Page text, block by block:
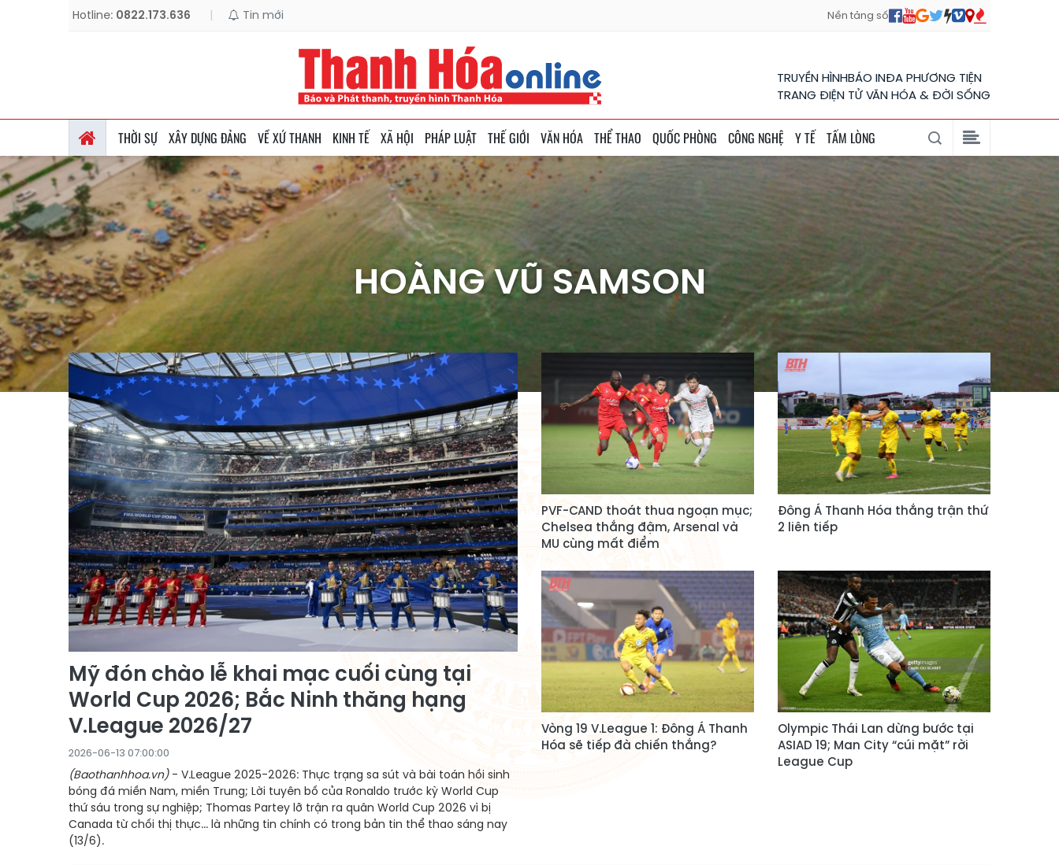
Hotline: 0822.173.636 | Tin mới Nền tảng số
TRUYỀN HÌNHBÁO INĐA PHƯƠNG TIỆN
TRANG ĐIỆN TỬ VĂN HÓA & ĐỜI SỐNG
THỜI SỰ XÂY DỰNG ĐẢNG VỀ XỨ THANH KINH TẾ XÃ HỘI PHÁP LUẬT THẾ GIỚI VĂN HÓA THỂ THAO QUỐC PHÒNG CÔNG NGHỆ Y TẾ TẤM LÒNG
HOÀNG VŨ SAMSON
Mỹ đón chào lễ khai mạc cuối cùng tại
World Cup 2026; Bắc Ninh thăng hạng
V.League 2026/27
2026-06-13 07:00:00
(Baothanhhoa.vn)- V.League 2025-2026: Thực trạng sa sút và bài toán hồi sinh
bóng đá miền Nam, miền Trung; Lời tuyên bố của Ronaldo trước kỳ World Cup
thứ sáu trong sự nghiệp; Thomas Partey lỡ trận ra quân World Cup 2026 vì bị
Canada từ chối thị thực... là những tin chính có trong bản tin thể thao sáng nay
(13/6).
PVF-CAND thoát thua ngoạn mục;
Chelsea thắng đậm, Arsenal và
MU cùng mất điểm
Đông Á Thanh Hóa thắng trận thứ
2 liên tiếp
Vòng 19 V.League 1: Đông Á Thanh
Hóa sẽ tiếp đà chiến thắng?
Olympic Thái Lan dừng bước tại
ASIAD 19; Man City “cúi mặt” rời
League Cup